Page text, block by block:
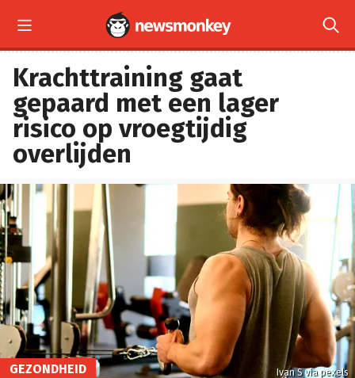
 
Krachttraining gaat
gepaard met een lager
risico op vroegtijdig
overlijden
Ivan S via pexels
GEZONDHEID